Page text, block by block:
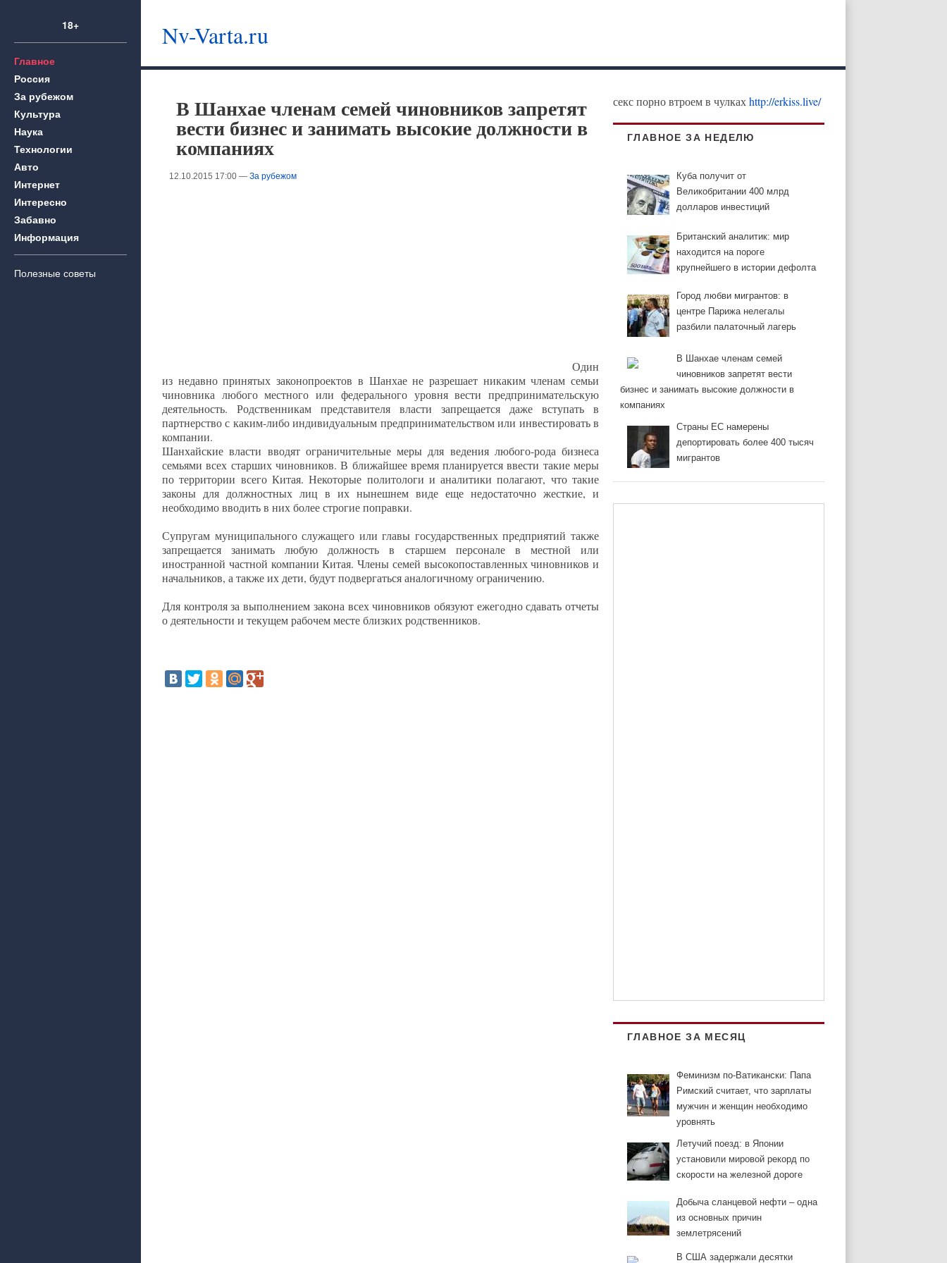
18+
Главное
Россия
За рубежом
Культура
Наука
Технологии
Авто
Интернет
Интересно
Забавно
Информация
Полезные советы
Nv-Varta.ru
В Шанхае членам семей чиновников запретят
вести бизнес и занимать высокие должности в
компаниях
12.10.2015 17:00 — За рубежом
Один
из недавно принятых законопроектов в Шанхае не разрешает никаким членам семьи
чиновника любого местного или федерального уровня вести предпринимательскую
деятельность. Родственникам представителя власти запрещается даже вступать в
партнерство с каким-либо индивидуальным предпринимательством или инвестировать в
компании.
Шанхайские власти вводят ограничительные меры для ведения любого-рода бизнеса
семьями всех старших чиновников. В ближайшее время планируется ввести такие меры
по территории всего Китая. Некоторые политологи и аналитики полагают, что такие
законы для должностных лиц в их нынешнем виде еще недостаточно жесткие, и
необходимо вводить в них более строгие поправки.
Супругам муниципального служащего или главы государственных предприятий также
запрещается занимать любую должность в старшем персонале в местной или
иностранной частной компании Китая. Члены семей высокопоставленных чиновников и
начальников, а также их дети, будут подвергаться аналогичному ограничению.
Для контроля за выполнением закона всех чиновников обязуют ежегодно сдавать отчеты
о деятельности и текущем рабочем месте близких родственников.
секс порно втроем в чулкахhttp://erkiss.live/
ГЛАВНОЕ ЗА НЕДЕЛЮ
Куба получит от
Великобритании 400 млрд
долларов инвестиций
Британский аналитик: мир
находится на пороге
крупнейшего в истории дефолта
Город любви мигрантов: в
центре Парижа нелегалы
разбили палаточный лагерь
В Шанхае членам семей
чиновников запретят вести
бизнес и занимать высокие должности в
компаниях
Страны ЕС намерены
депортировать более 400 тысяч
мигрантов
ГЛАВНОЕ ЗА МЕСЯЦ
Феминизм по-Ватикански: Папа
Римский считает, что зарплаты
мужчин и женщин необходимо
уровнять
Летучий поезд: в Японии
установили мировой рекорд по
скорости на железной дороге
Добыча сланцевой нефти – одна
из основных причин
землетрясений
В США задержали десятки